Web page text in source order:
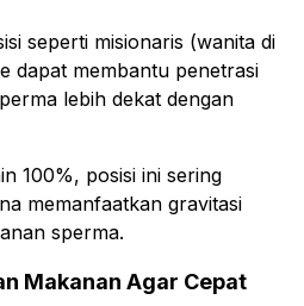
seperti misionaris (wanita di
dapat membantu penetrasi
lebih dekat dengan
100%, posisi ini sering
memanfaatkan gravitasi
sperma.
Makanan Agar Cepat